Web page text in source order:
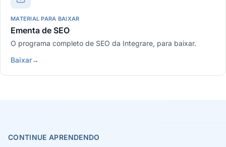
MATERIAL PARA BAIXAR
Ementa de SEO
O programa completo de SEO da Integrare, para baixar.
Baixar→
CONTINUE APRENDENDO